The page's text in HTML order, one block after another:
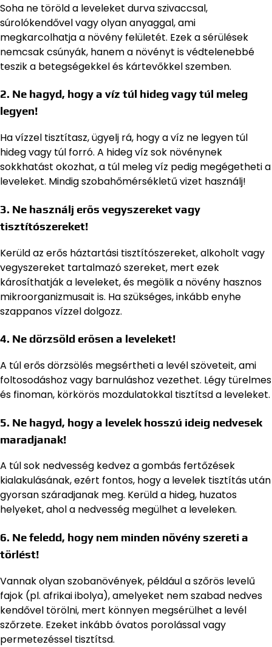
Soha ne töröld a leveleket durva szivaccsal,
súrolókendővel vagy olyan anyaggal, ami
megkarcolhatja a növény felületét. Ezek a sérülések
nemcsak csúnyák, hanem a növényt is védtelenebbé
teszik a betegségekkel és kártevőkkel szemben.
2. Ne hagyd, hogy a víz túl hideg vagy túl meleg
legyen!
Ha vízzel tisztítasz, ügyelj rá, hogy a víz ne legyen túl
hideg vagy túl forró. A hideg víz sok növénynek
sokkhatást okozhat, a túl meleg víz pedig megégetheti a
leveleket. Mindig szobahőmérsékletű vizet használj!
3. Ne használj erős vegyszereket vagy
tisztítószereket!
Kerüld az erős háztartási tisztítószereket, alkoholt vagy
vegyszereket tartalmazó szereket, mert ezek
károsíthatják a leveleket, és megölik a növény hasznos
mikroorganizmusait is. Ha szükséges, inkább enyhe
szappanos vízzel dolgozz.
4. Ne dörzsöld erősen a leveleket!
A túl erős dörzsölés megsértheti a levél szöveteit, ami
foltosodáshoz vagy barnuláshoz vezethet. Légy türelmes
és finoman, körkörös mozdulatokkal tisztítsd a leveleket.
5. Ne hagyd, hogy a levelek hosszú ideig nedvesek
maradjanak!
A túl sok nedvesség kedvez a gombás fertőzések
kialakulásának, ezért fontos, hogy a levelek tisztítás után
gyorsan száradjanak meg. Kerüld a hideg, huzatos
helyeket, ahol a nedvesség megülhet a leveleken.
6. Ne feledd, hogy nem minden növény szereti a
törlést!
Vannak olyan szobanövények, például a szőrös levelű
fajok (pl. afrikai ibolya), amelyeket nem szabad nedves
kendővel törölni, mert könnyen megsérülhet a levél
szőrzete. Ezeket inkább óvatos porolással vagy
permetezéssel tisztítsd.